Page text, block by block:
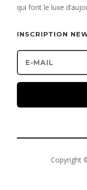
qui font le luxe
INSCRIPTION
Copyright